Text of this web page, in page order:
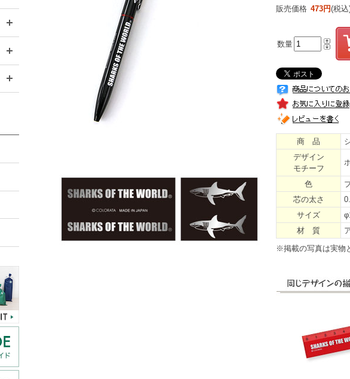
販売価格 473円(税
数量
商 品
デザイン
モチーフ
色
芯の太さ
サイズ
材 質
※掲載の写真は実物